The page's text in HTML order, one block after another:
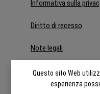
Informativa sulla
Diritto di recesso
Note legali
Questo sito Web
esperienza